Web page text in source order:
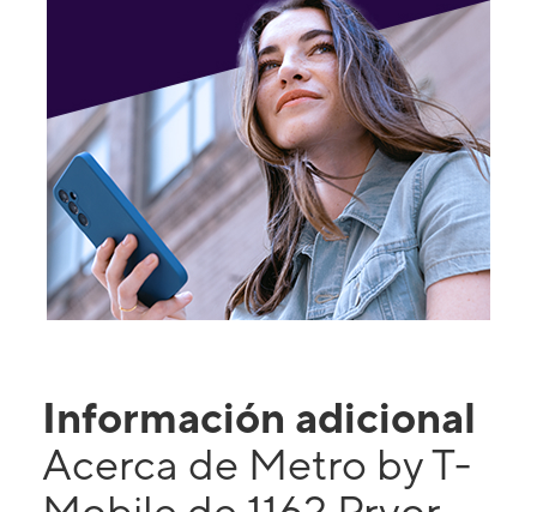
Información adicional
Acerca de Metro by T-